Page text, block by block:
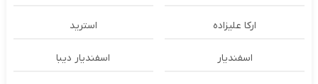
ارکا علیزاده استرید
اسفندیار اسفندیار دیبا